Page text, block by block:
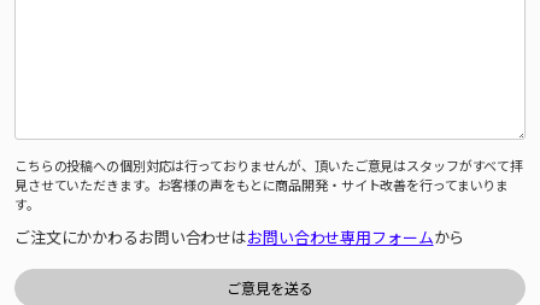
こちらの投稿への個別対応は行っておりませんが、頂いたご意見はスタッフがすべて拝
見させていただきます。お客様の声をもとに商品開発・サイト改善を行ってまいりま
す。
ご注文にかかわるお問い合わせはお問い合わせ専用フォームから